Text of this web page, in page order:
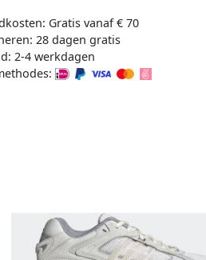
Gratis vanaf € 70
28 dagen gratis
2-4 werkdagen